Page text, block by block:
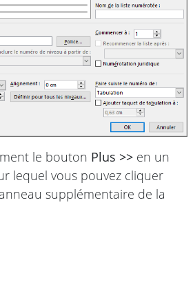
le bouton Plus >> en un
lequel vous pouvez cliquer
supplémentaire de la